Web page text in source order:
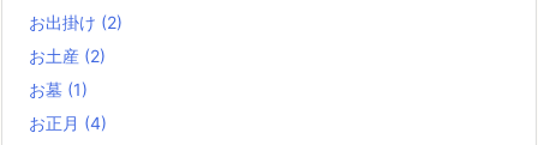
お出掛け (2)
お土産 (2)
お墓 (1)
お正月 (4)